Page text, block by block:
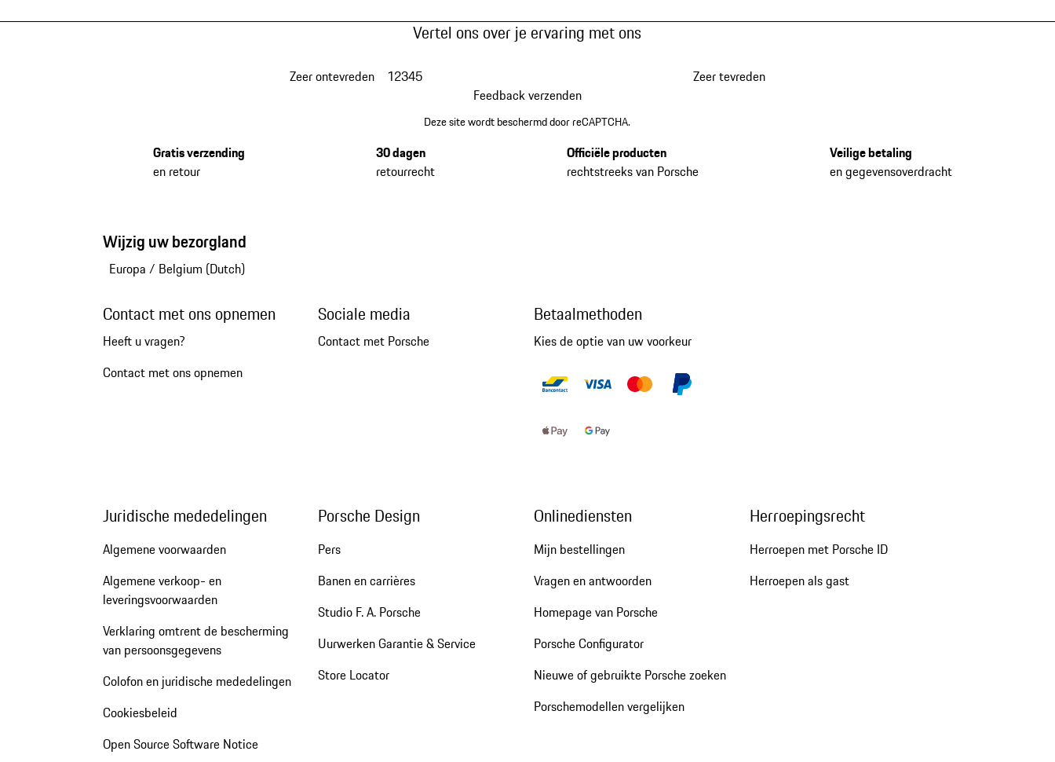
Vertel ons over je ervaring met ons
Zeer ontevreden 12345
Zeer tevreden
Feedback verzenden
Deze site wordt beschermd door reCAPTCHA.
Gratis verzending
en retour
30 dagen
retourrecht
Officiële producten
rechtstreeks van Porsche
Veilige betaling
en gegevensoverdracht
Wijzig uw bezorgland
Europa / Belgium (Dutch)
Contact met ons opnemen
Heeft u vragen?
Contact met ons opnemen
Sociale media
Contact met Porsche
Betaalmethoden
Kies de optie van uw voorkeur
Juridische mededelingen
Algemene voorwaarden
Algemene verkoop- en
leveringsvoorwaarden
Verklaring omtrent de bescherming
van persoonsgegevens
Colofon en juridische mededelingen
Cookiesbeleid
Open Source Software Notice
Porsche Design
Pers
Banen en carrières
Studio F. A. Porsche
Uurwerken Garantie & Service
Store Locator
Onlinediensten
Mijn bestellingen
Vragen en antwoorden
Homepage van Porsche
Porsche Configurator
Nieuwe of gebruikte Porsche zoeken
Porschemodellen vergelijken
Herroepingsrecht
Herroepen met Porsche ID
Herroepen als gast